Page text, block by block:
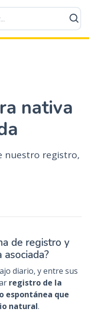
nativa
nuestro registro,
de registro y
diario, y entre sus
registro de la
espontánea que
natural.